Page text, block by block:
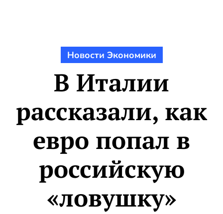
Новости Экономики
В Италии
рассказали, как
евро попал в
российскую
«ловушку»